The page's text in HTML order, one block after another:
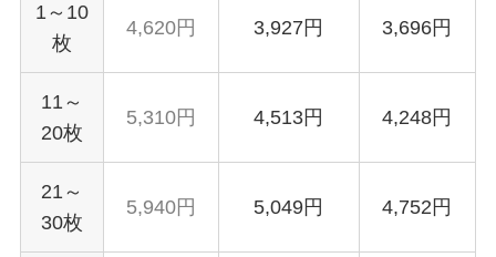
1～10
枚
4,620円 3,927円 3,696円
11～
20枚
5,310円 4,513円 4,248円
21～
30枚
5,940円 5,049円 4,752円